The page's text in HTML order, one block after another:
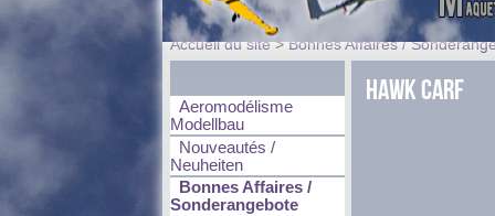
Accueil du site>Bonnes Affaires /
Aeromodélisme
Modellbau
Nouveautés /
Neuheiten
Bonnes Affaires /
Sonderangebote
Hawk Carf